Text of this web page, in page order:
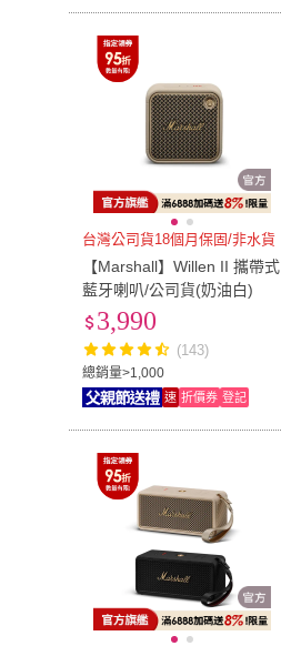
台灣公司貨18個月保固/非水貨
【Marshall】Willen II 攜帶式
藍牙喇叭/公司貨(奶油白)
總銷量>1,000
3,990
(143)
速 折價券 登記